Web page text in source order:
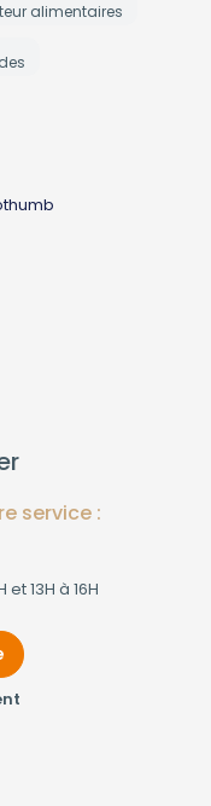
alimentaires
service :
13H à 16H